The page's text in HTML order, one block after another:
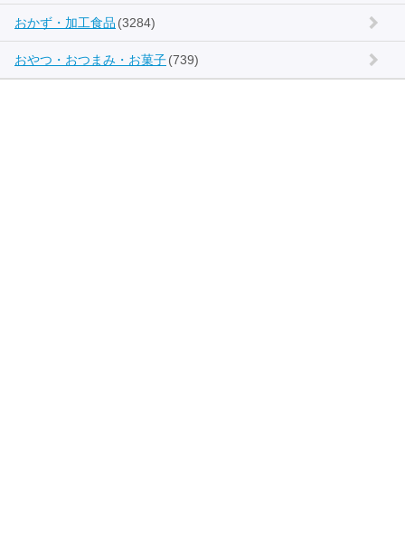
おかず・加工食品 (3284)
おやつ・おつまみ・お菓子(739)